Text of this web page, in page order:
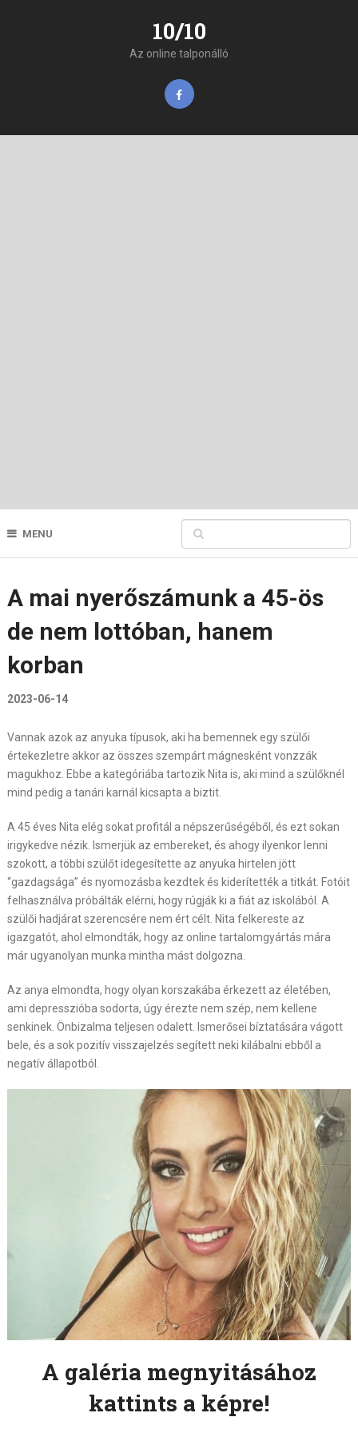
10/10
Az online talponálló
MENU
A mai nyerőszámunk a 45-ös
de nem lottóban, hanem
korban
2023-06-14
Vannak azok az anyuka típusok, aki ha bemennek egy szülői
értekezletre akkor az összes szempárt mágnesként vonzzák
magukhoz. Ebbe a kategóriába tartozik Nita is, aki mind a szülőknél
mind pedig a tanári karnál kicsapta a biztit.
A 45 éves Nita elég sokat profitál a népszerűségéből, és ezt sokan
irigykedve nézik. Ismerjük az embereket, és ahogy ilyenkor lenni
szokott, a többi szülőt idegesítette az anyuka hirtelen jött
“gazdagsága” és nyomozásba kezdtek és kiderítették a titkát. Fotóit
felhasználva próbálták elérni, hogy rúgják ki a fiát az iskolából. A
szülői hadjárat szerencsére nem ért célt. Nita felkereste az
igazgatót, ahol elmondták, hogy az online tartalomgyártás mára
már ugyanolyan munka mintha mást dolgozna.
Az anya elmondta, hogy olyan korszakába érkezett az életében,
ami depresszióba sodorta, úgy érezte nem szép, nem kellene
senkinek. Önbizalma teljesen odalett. Ismerősei bíztatására vágott
bele, és a sok pozitív visszajelzés segített neki kilábalni ebből a
negatív állapotból.
A galéria megnyitásához
kattints a képre!